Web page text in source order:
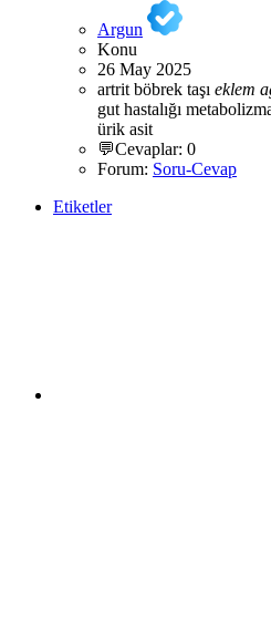
Argun
Konu
26 May 2025
artrit böbrek taşı eklem
gut hastalığı
ürik asit
💬Cevaplar: 0
Forum: Soru-Cevap
Etiketler